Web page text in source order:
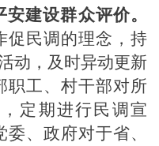
安建设群众评价。
促民调的理念，持
动，及时异动更新
职工、村干部对所
定期进行民调宣
、政府对于省、